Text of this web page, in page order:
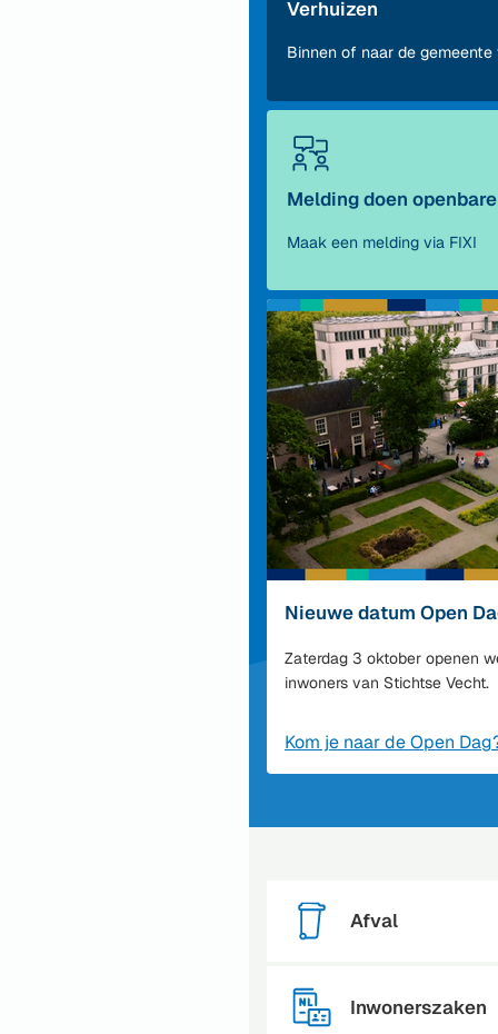
Verhuizen
Binnen of naar de gemeente
Melding doen
Maak een melding via FIXI
Nieuwe datum Open
Zaterdag 3 oktober openen
inwoners van Stichtse Vecht.
Kom je naar de Open
Afval
Inwonerszaken